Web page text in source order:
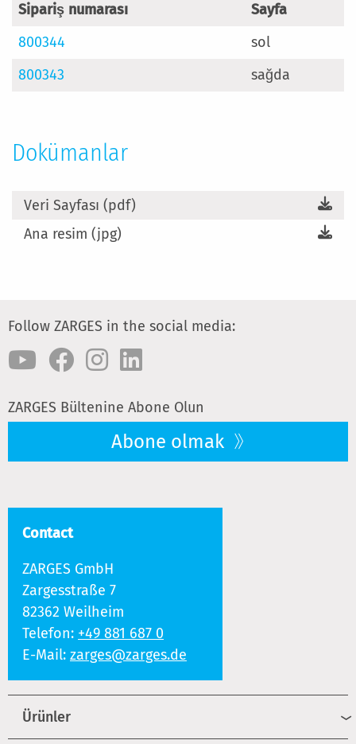
Sipariş numarası
Sayfa
800344
sol
800343
sağda
Dokümanlar
Veri Sayfası (pdf)
Ana resim (jpg)
Follow ZARGES in the social media:
ZARGES Bültenine Abone Olun
Abone olmak
Contact
ZARGES GmbH
Zargesstraße 7
82362 Weilheim
Telefon: +49 881 687 0
E-Mail: zarges@zarges.de
Ürünler